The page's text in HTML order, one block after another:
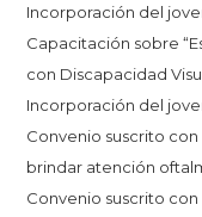
Incorporación del
Capacitación sobre
con Discapacidad
Incorporación del
Convenio suscrito
brindar atención
Convenio suscrito con